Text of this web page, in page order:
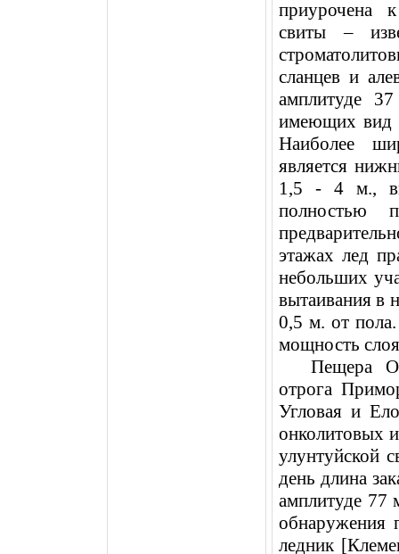
приурочена
свиты –
сланцев и
амплитуде
имеющих вид
Наиболее
является
1,5 - 4 м.,
полностью
этажах лед
небольших
вытаивания в
0,5 м. от
мощность
Пещера
отрога
Угловая и
онколитовых
улунтуйской
день длина
амплитуде 77
обнаружения
ледник